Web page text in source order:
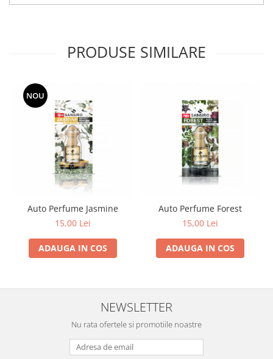
PRODUSE SIMILARE
NOU
Auto Perfume Jasmine
15,00 Lei
ADAUGA IN COS
Auto Perfume Forest
15,00 Lei
ADAUGA IN COS
NEWSLETTER
Nu rata ofertele si promotiile noastre